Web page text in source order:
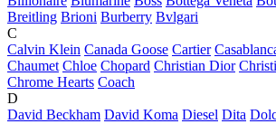
Breitling Brioni Burberry Bvlgari
C
Calvin Klein Canada Goose Cartier
Chaumet Chloe Chopard Christian Dior
Chrome Hearts Coach
D
David Beckham David Koma Diesel Dita